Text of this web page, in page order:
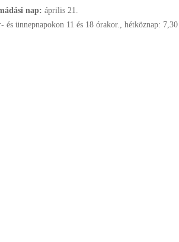
nap: április 21.
és ünnepnapokon 11 és 18 órakor., hétköznap: